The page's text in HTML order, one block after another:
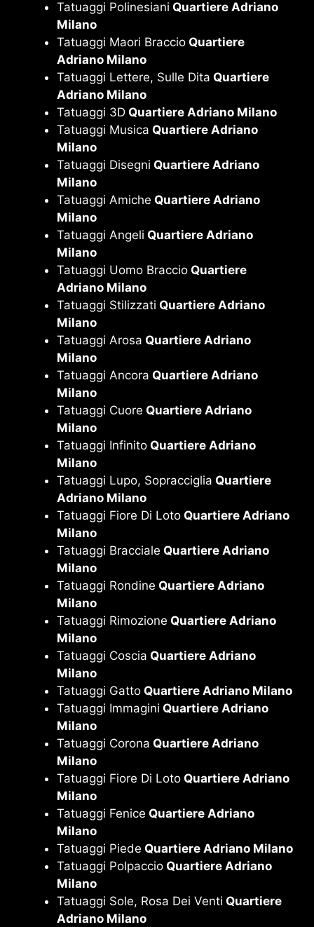
Tatuaggi Polinesiani Quartiere Adriano
Milano
Tatuaggi Maori Braccio Quartiere
Adriano Milano
Tatuaggi Lettere, Sulle Dita Quartiere
Adriano Milano
Tatuaggi 3D Quartiere Adriano Milano
Tatuaggi Musica Quartiere Adriano
Milano
Tatuaggi Disegni Quartiere Adriano
Milano
Tatuaggi Amiche Quartiere Adriano
Milano
Tatuaggi Angeli Quartiere Adriano
Milano
Tatuaggi Uomo Braccio Quartiere
Adriano Milano
Tatuaggi Stilizzati Quartiere Adriano
Milano
Tatuaggi Arosa Quartiere Adriano
Milano
Tatuaggi Ancora Quartiere Adriano
Milano
Tatuaggi Cuore Quartiere Adriano
Milano
Tatuaggi Infinito Quartiere Adriano
Milano
Tatuaggi Lupo, Sopracciglia Quartiere
Adriano Milano
Tatuaggi Fiore Di Loto Quartiere Adriano
Milano
Tatuaggi Bracciale Quartiere Adriano
Milano
Tatuaggi Rondine Quartiere Adriano
Milano
Tatuaggi Rimozione Quartiere Adriano
Milano
Tatuaggi Coscia Quartiere Adriano
Milano
Tatuaggi Gatto Quartiere Adriano Milano
Tatuaggi Immagini Quartiere Adriano
Milano
Tatuaggi Corona Quartiere Adriano
Milano
Tatuaggi Fiore Di Loto Quartiere Adriano
Milano
Tatuaggi Fenice Quartiere Adriano
Milano
Tatuaggi Piede Quartiere Adriano Milano
Tatuaggi Polpaccio Quartiere Adriano
Milano
Tatuaggi Sole, Rosa Dei Venti Quartiere
Adriano Milano